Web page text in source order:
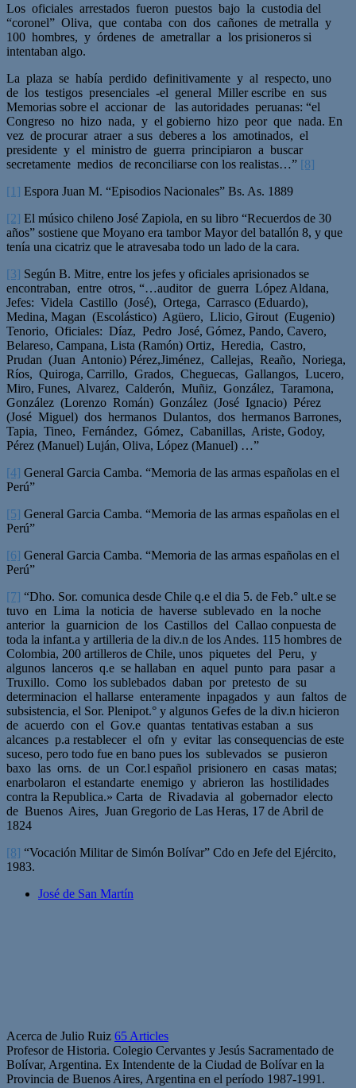
Los oficiales arrestados fueron puestos bajo la custodia del
“coronel” Oliva, que contaba con dos cañones de metralla y
100 hombres, y órdenes de ametrallar a los prisioneros si
intentaban algo.
La plaza se había perdido definitivamente y al respecto, uno
de los testigos presenciales -el general Miller escribe en sus
Memorias sobre el accionar de las autoridades peruanas: “el
Congreso no hizo nada, y el gobierno hizo peor que nada. En
vez de procurar atraer a sus deberes a los amotinados, el
presidente y el ministro de guerra principiaron a buscar
secretamente medios de reconciliarse con los realistas…” [8]
[1] Espora Juan M. “Episodios Nacionales” Bs. As. 1889
[2] El músico chileno José Zapiola, en su libro “Recuerdos de 30
años” sostiene que Moyano era tambor Mayor del batallón 8, y que
tenía una cicatriz que le atravesaba todo un lado de la cara.
[3] Según B. Mitre, entre los jefes y oficiales aprisionados se
encontraban, entre otros, “…auditor de guerra López Aldana,
Jefes: Videla Castillo (José), Ortega, Carrasco (Eduardo),
Medina, Magan (Escolástico) Agüero, Llicio, Girout (Eugenio)
Tenorio, Oficiales: Díaz, Pedro José, Gómez, Pando, Cavero,
Belareso, Campana, Lista (Ramón) Ortiz, Heredia, Castro,
Prudan (Juan Antonio) Pérez,Jiménez, Callejas, Reaño, Noriega,
Ríos, Quiroga, Carrillo, Grados, Cheguecas, Gallangos, Lucero,
Miro, Funes, Alvarez, Calderón, Muñiz, González, Taramona,
González (Lorenzo Román) González (José Ignacio) Pérez
(José Miguel) dos hermanos Dulantos, dos hermanos Barrones,
Tapia, Tineo, Fernández, Gómez, Cabanillas, Ariste, Godoy,
Pérez (Manuel) Luján, Oliva, López (Manuel) …”
[4] General Garcia Camba. “Memoria de las armas españolas en el
Perú”
[5] General Garcia Camba. “Memoria de las armas españolas en el
Perú”
[6] General Garcia Camba. “Memoria de las armas españolas en el
Perú”
[7] “Dho. Sor. comunica desde Chile q.e el dia 5. de Feb.° ult.e se
tuvo en Lima la noticia de haverse sublevado en la noche
anterior la guarnicion de los Castillos del Callao conpuesta de
toda la infant.a y artilleria de la div.n de los Andes. 115 hombres de
Colombia, 200 artilleros de Chile, unos piquetes del Peru, y
algunos lanceros q.e se hallaban en aquel punto para pasar a
Truxillo. Como los sublebados daban por pretesto de su
determinacion el hallarse enteramente inpagados y aun faltos de
subsistencia, el Sor. Plenipot.° y algunos Gefes de la div.n hicieron
de acuerdo con el Gov.e quantas tentativas estaban a sus
alcances p.a restablecer el ofn y evitar las consequencias de este
suceso, pero todo fue en bano pues los sublevados se pusieron
baxo las orns. de un Cor.l español prisionero en casas matas;
enarbolaron el estandarte enemigo y abrieron las hostilidades
contra la Republica.» Carta de Rivadavia al gobernador electo
de Buenos Aires, Juan Gregorio de Las Heras, 17 de Abril de
1824
[8] “Vocación Militar de Simón Bolívar” Cdo en Jefe del Ejército,
1983.
José de San Martín
Acerca de Julio Ruiz 65 Articles
Profesor de Historia. Colegio Cervantes y Jesús Sacramentado de
Bolívar, Argentina. Ex Intendente de la Ciudad de Bolívar en la
Provincia de Buenos Aires, Argentina en el período 1987-1991.